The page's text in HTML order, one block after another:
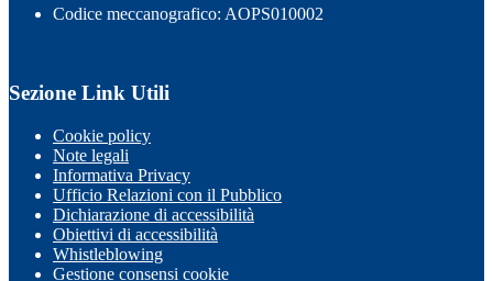
Codice meccanografico: AOPS010002
Sezione Link Utili
Cookie policy
Note legali
Informativa Privacy
Ufficio Relazioni con il Pubblico
Dichiarazione di accessibilità
Obiettivi di accessibilità
Whistleblowing
Gestione consensi cookie